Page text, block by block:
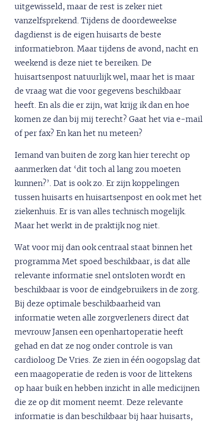
uitgewisseld, maar de rest is zeker niet
vanzelfsprekend. Tijdens de doordeweekse
dagdienst is de eigen huisarts de beste
informatiebron. Maar tijdens de avond, nacht en
weekend is deze niet te bereiken. De
huisartsenpost natuurlijk wel, maar het is maar
de vraag wat die voor gegevens beschikbaar
heeft. En als die er zijn, wat krijg ik dan en hoe
komen ze dan bij mij terecht? Gaat het via e-mail
of per fax? En kan het nu meteen?
Iemand van buiten de zorg kan hier terecht op
aanmerken dat ‘dit toch al lang zou moeten
kunnen?’. Dat is ook zo. Er zijn koppelingen
tussen huisarts en huisartsenpost en ook met het
ziekenhuis. Er is van alles technisch mogelijk.
Maar het werkt in de praktijk nog niet.
Wat voor mij dan ook centraal staat binnen het
programma Met spoed beschikbaar, is dat alle
relevante informatie snel ontsloten wordt en
beschikbaar is voor de eindgebruikers in de zorg.
Bij deze optimale beschikbaarheid van
informatie weten alle zorgverleners direct dat
mevrouw Jansen een openhartoperatie heeft
gehad en dat ze nog onder controle is van
cardioloog De Vries. Ze zien in één oogopslag dat
een maagoperatie de reden is voor de littekens
op haar buik en hebben inzicht in alle medicijnen
die ze op dit moment neemt. Deze relevante
informatie is dan beschikbaar bij haar huisarts,